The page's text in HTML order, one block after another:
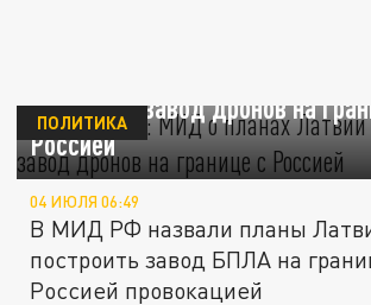
построить завод дронов на
Россией
ПОЛИТИКА
04 ИЮЛЯ 06:49
В МИД РФ назвали планы
построить завод БПЛА на
Россией провокацией